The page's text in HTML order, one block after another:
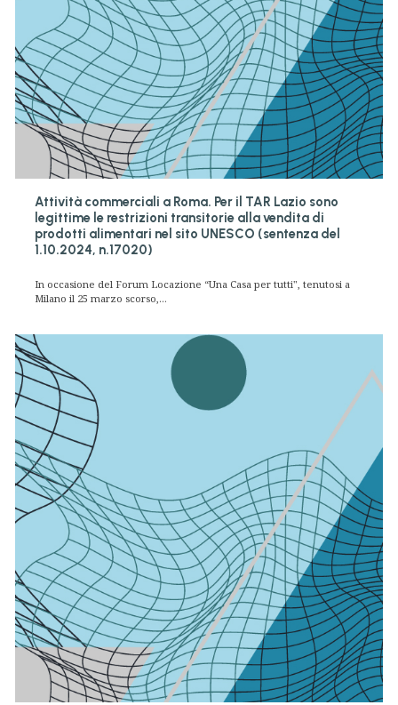
Attività commerciali a Roma. Per il TAR Lazio sono
legittime le restrizioni transitorie alla vendita di
prodotti alimentari nel sito UNESCO (sentenza del
1.10.2024, n.17020)
In occasione del Forum Locazione “Una Casa per tutti", tenutosi a
Milano il 25 marzo scorso,...